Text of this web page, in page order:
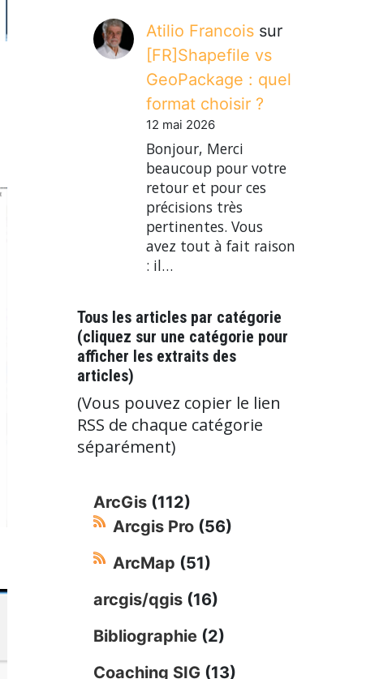
Atilio Francois sur
[FR]Shapefile vs
GeoPackage : quel
format choisir ?
12 mai 2026
Bonjour, Merci
beaucoup pour votre
retour et pour ces
précisions très
pertinentes. Vous
avez tout à fait raison
: il…
Tous les articles par catégorie
(cliquez sur une catégorie pour
afficher les extraits des
articles)
(Vous pouvez copier le lien
RSS de chaque catégorie
séparément)
ArcGis (112)
Arcgis Pro (56)
ArcMap (51)
arcgis/qgis (16)
Bibliographie (2)
Coaching SIG (13)